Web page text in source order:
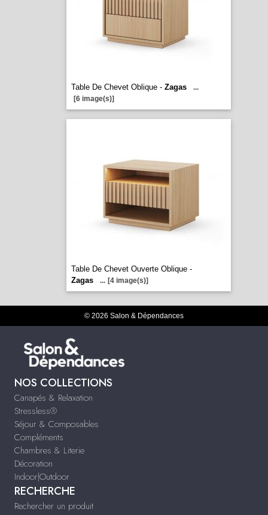
Table De Chevet Oblique - Zagas
...
[6 image(s)]
Table De Chevet Ouverte Oblique -
Zagas
... [4 image(s)]
© 2026 Salon & Dépendances
NOS COLLECTIONS
Canapés & Relaxation
Stressless®
Séjour & Composables
Compléments
Chambres & Literie
Décoration
Indoor|Outdoor
RECHERCHE
Rechercher un produit